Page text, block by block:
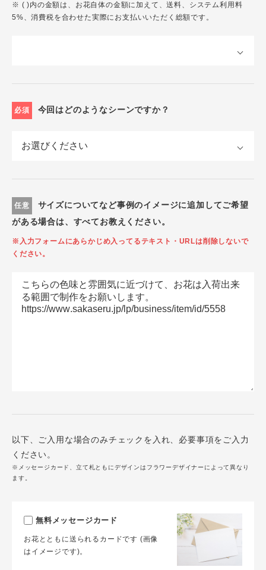
※ ( )内の金額は、お花自体の金額に加えて、送料、システム利用料
5%、消費税を合わせた実際にお支払いいただく総額です。
必須 今回はどのようなシーンですか？
任意
サイズについてなど事例のイメージに追加してご希望
がある場合は、すべてお教えください。
※入力フォームにあらかじめ入ってるテキスト・URLは削除しないで
ください。
以下、ご入用な場合のみチェックを入れ、必要事項をご入力
ください。
※メッセージカード、立て札ともにデザインはフラワーデザイナーによって異なり
ます。
無料メッセージカード
お花とともに送られるカードです (画像
はイメージです)。